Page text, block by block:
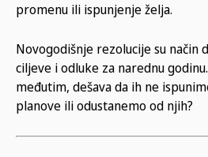
promenu ili ispunjenje želja.
Novogodišnje rezolucije su način
ciljeve i odluke za narednu
međutim, dešava da ih ne
planove ili odustanemo od njih?